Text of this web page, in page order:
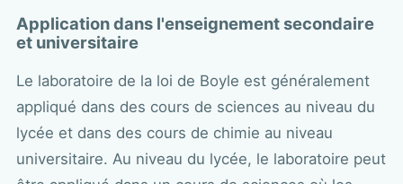
Application dans l'enseignement secondaire
et universitaire
Le laboratoire de la loi de Boyle est généralement
appliqué dans des cours de sciences au niveau du
lycée et dans des cours de chimie au niveau
universitaire. Au niveau du lycée, le laboratoire peut